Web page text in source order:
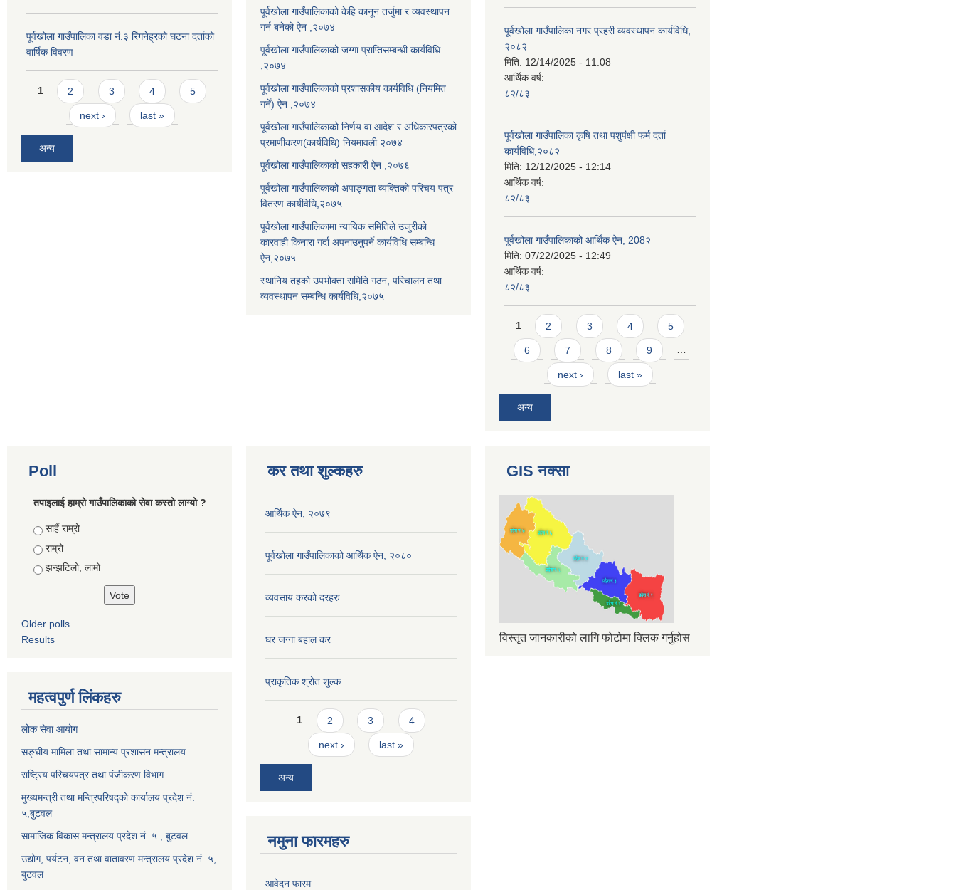
पूर्वखोला गाउँपालिका वडा नं.३ रिंगनेह्रको घटना दर्ताको
वार्षिक विवरण
Pages
1 2 3 4 5
next › last »
अन्य
पूर्वखोला गाउँपालिकाको केहि कानून तर्जुमा र व्यवस्थापन
गर्न बनेको ऐन ,२०७४
पूर्वखोला गाउँपालिकाको जग्गा प्राप्तिसम्बन्धी कार्यविधि
,२०७४
पूर्वखोला गाउँपालिकाको प्रशासकीय कार्यविधि (नियमित
गर्ने) ऐन ,२०७४
पूर्वखोला गाउँपालिकाको निर्णय वा आदेश र अधिकारपत्रको
प्रमाणीकरण(कार्यविधि) नियमावली २०७४
पूर्वखोला गाउँपालिकाको सहकारी ऐन ,२०७६
पूर्वखोला गाउँपालिकाको अपाङ्गता व्यक्तिको परिचय पत्र
वितरण कार्यविधि,२०७५
पूर्वखोला गाउँपालिकामा न्यायिक समितिले उजुरीको
कारवाही किनारा गर्दा अपनाउनुपर्ने कार्यविधि सम्बन्धि
ऐन,२०७५
स्थानिय तहको उपभोक्ता समिति गठन, परिचालन तथा
व्यवस्थापन सम्बन्धि कार्यविधि,२०७५
पूर्वखोला गाउँपालिका नगर प्रहरी व्यवस्थापन कार्यविधि,
२०८२
मिति: 12/14/2025 - 11:08
आर्थिक वर्ष:
८२/८३
पूर्वखोला गाउँपालिका कृषि तथा पशुपंक्षी फर्म दर्ता
कार्यविधि,२०८२
मिति: 12/12/2025 - 12:14
आर्थिक वर्ष:
८२/८३
पूर्वखोला गाउँपालिकाको आर्थिक ऐन, 208२
मिति: 07/22/2025 - 12:49
आर्थिक वर्ष:
८२/८३
Pages
1 2 3 4 5
6 7 8 9 …
next › last »
अन्य
Poll
तपाइलाई हाम्रो गाउँपालिकाको सेवा कस्तो लाग्यो ?
Choices
सार्है राम्रो
राम्रो
झन्झटिलो, लामो
Older polls
Results
महत्वपुर्ण लिंकहरु
लोक सेवा आयोग
सङ्घीय मामिला तथा सामान्य प्रशासन मन्त्रालय
राष्ट्रिय परिचयपत्र तथा पंजीकरण विभाग
मुख्यमन्त्री तथा मन्त्रिपरिषद्को कार्यालय प्रदेश नं.
५,बुटवल
सामाजिक विकास मन्त्रालय प्रदेश नं. ५ , बुटवल
उद्याेग, पर्यटन, वन तथा वातावरण मन्त्रालय प्रदेश नं. ५,
बुटवल
कर तथा शुल्कहरु
आर्थिक ऐन, २०७९
पूर्वखोला गाउँपालिकाको आर्थिक ऐन, २०८०
व्यवसाय करको दरहरु
घर जग्गा बहाल कर
प्राकृतिक श्रोत शुल्क
Pages
1 2 3 4
next › last »
अन्य
नमुना फारमहरु
आवेदन फारम
GIS नक्सा
विस्तृत जानकारीको लागि फोटोमा क्लिक गर्नुहोस